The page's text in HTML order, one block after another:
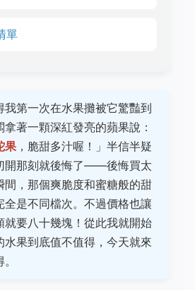
單
我第一次在水果攤被它驚豔到
著一顆深紅發亮的蘋果說：
果 ，脆甜多汁喔！」半信半疑
開那刻就後悔了——後悔買太
間，那個爽脆度和蜜糖般的甜
全是不同檔次。不過價格也讓
就要八十幾塊！從此我就開始
水果到底值不值得，今天就來